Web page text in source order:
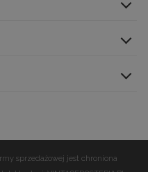
sprzedażowej jest chroniona